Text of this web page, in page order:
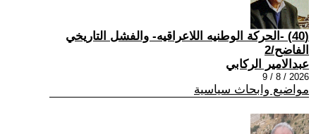
(40) -الحركة الوطنيه اللاعراقيه- والفشل التاريخي
الفاضح/2
عبدالامير الركابي
2026 / 8 / 9
مواضيع وابحاث سياسية